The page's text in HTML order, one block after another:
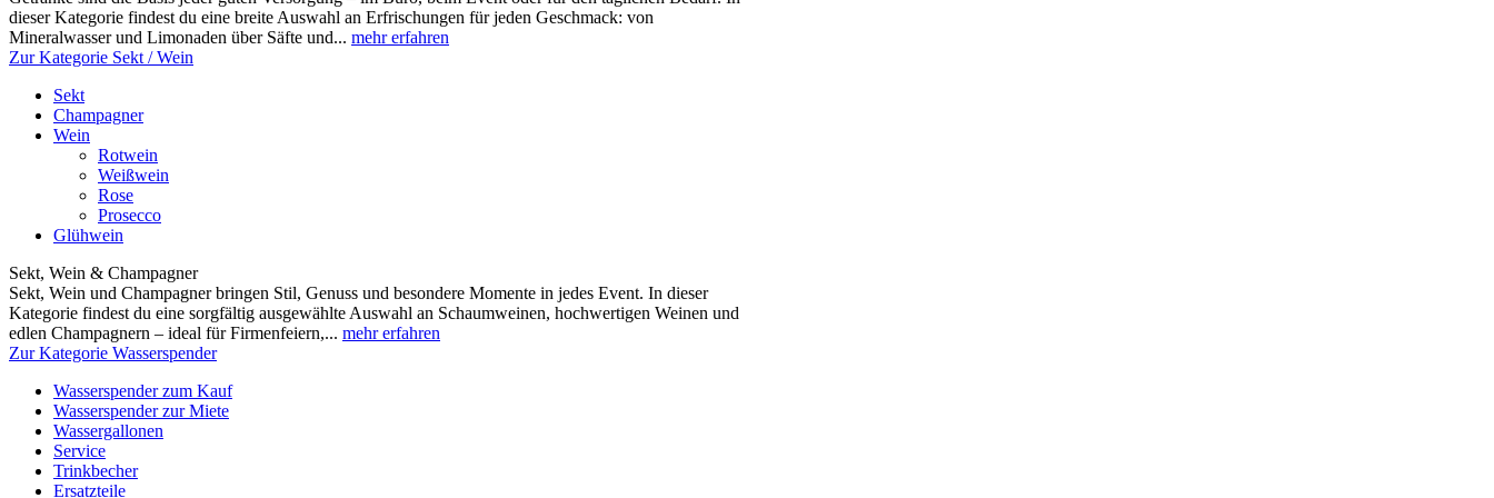
dieser Kategorie findest du eine breite Auswahl an Erfrischungen für jeden Geschmack: von
Mineralwasser und Limonaden über Säfte und... mehr erfahren
Zur Kategorie Sekt / Wein
Sekt
Champagner
Wein
Rotwein
Weißwein
Rose
Prosecco
Glühwein
Sekt, Wein & Champagner
Sekt, Wein und Champagner bringen Stil, Genuss und besondere Momente in jedes Event. In dieser
Kategorie findest du eine sorgfältig ausgewählte Auswahl an Schaumweinen, hochwertigen Weinen und
edlen Champagnern – ideal für Firmenfeiern,... mehr erfahren
Zur Kategorie Wasserspender
Wasserspender zum Kauf
Wasserspender zur Miete
Wassergallonen
Service
Trinkbecher
Ersatzteile